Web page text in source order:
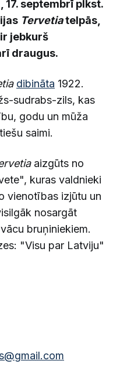
17. septembrī plkst.
Tervetiatelpās,
jebkurš
draugus.
dibināta 1922.
sudrabs-zils, kas
godu un mūža
saimi.
aizgūts no
kuras valdnieki
vienotības izjūtu un
nosargāt
bruņiniekiem.
"Visu par Latviju"